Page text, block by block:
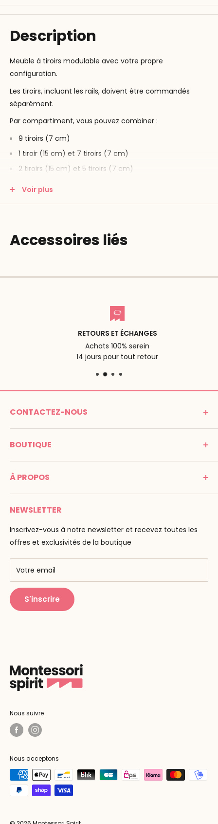
Description
Meuble à tiroirs modulable avec votre propre
configuration.
Les tiroirs, incluant les rails, doivent être commandés
séparément.
Par compartiment, vous pouvez combiner :
9 tiroirs (7 cm)
1 tiroir (15 cm) et 7 tiroirs (7 cm)
2 tiroirs (15 cm) et 5 tiroirs (7 cm)
3 tiroirs (15 cm) et 3 tiroirs (7 cm)
Un jeu de roulettes avec freins peut être commandé
Vendu démonté, vide et à plat pour le transport.
Voir plus
Accessoires liés
RETOURS ET ÉCHANGES
Achats 100% serein
14 jours pour tout retour
CONTACTEZ-NOUS
MONTESSORI SPIRIT
Promenade Jean Dalba
Tél : 05 53 61 21 26
Email :info@montessori-spirit.com
BOUTIQUE
C G V
Mentions légales
Paiement
Livraison
F.A.Q
À PROPOS
Montessori Spirit
Maria Montessori
La pédagogie
Nos marques
Centres de formation
Public Montessori
NEWSLETTER
Inscrivez-vous à notre newsletter et recevez toutes les
offres et exclusivités de la boutique
Votre email
S'inscrire
Nous suivre
Nous acceptons